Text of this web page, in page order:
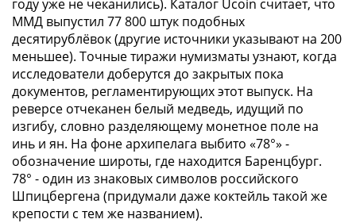
году уже не чеканились). Каталог Ucoin считает, что
ММД выпустил 77 800 штук подобных
десятирублёвок (другие источники указывают на 200
меньшее). Точные тиражи нумизматы узнают, когда
исследователи доберутся до закрытых пока
документов, регламентирующих этот выпуск. На
реверсе отчеканен белый медведь, идущий по
изгибу, словно разделяющему монетное поле на
инь и ян. На фоне архипелага выбито «78°» -
обозначение широты, где находится Баренцбург.
78° - один из знаковых символов российского
Шпицбергена (придумали даже коктейль такой же
крепости с тем же названием).